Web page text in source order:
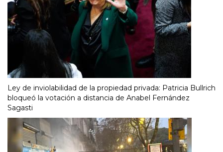
Ley de inviolabilidad de la propiedad privada: Patricia Bullrich
bloqueó la votación a distancia de Anabel Fernández
Sagasti